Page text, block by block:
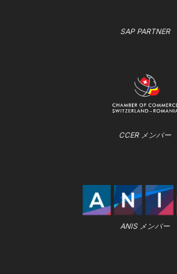
SAP PARTNER
CCER メンバー
ANIS メンバー